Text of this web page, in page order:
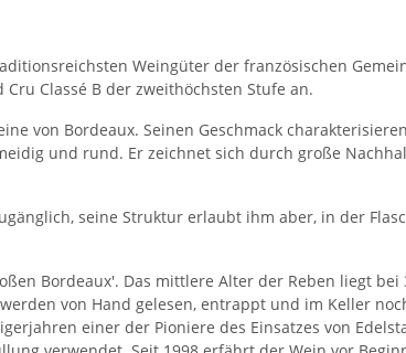
Weingüter der französischen
Classé B der zweithöchsten Stufe an.
von Bordeaux. Seinen Geschmack
und rund. Er zeichnet sich durch große
seine Struktur erlaubt ihm aber, in der
Bordeaux'. Das mittlere Alter der Reben liegt
von Hand gelesen, entrappt und im Keller
einer der Pioniere des Einsatzes von